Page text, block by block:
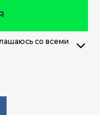
со всеми